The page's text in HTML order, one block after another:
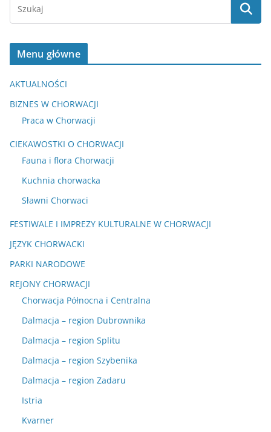
Menu główne
AKTUALNOŚCI
BIZNES W CHORWACJI
Praca w Chorwacji
CIEKAWOSTKI O CHORWACJI
Fauna i flora Chorwacji
Kuchnia chorwacka
Sławni Chorwaci
FESTIWALE I IMPREZY KULTURALNE W CHORWACJI
JĘZYK CHORWACKI
PARKI NARODOWE
REJONY CHORWACJI
Chorwacja Północna i Centralna
Dalmacja – region Dubrownika
Dalmacja – region Splitu
Dalmacja – region Szybenika
Dalmacja – region Zadaru
Istria
Kvarner